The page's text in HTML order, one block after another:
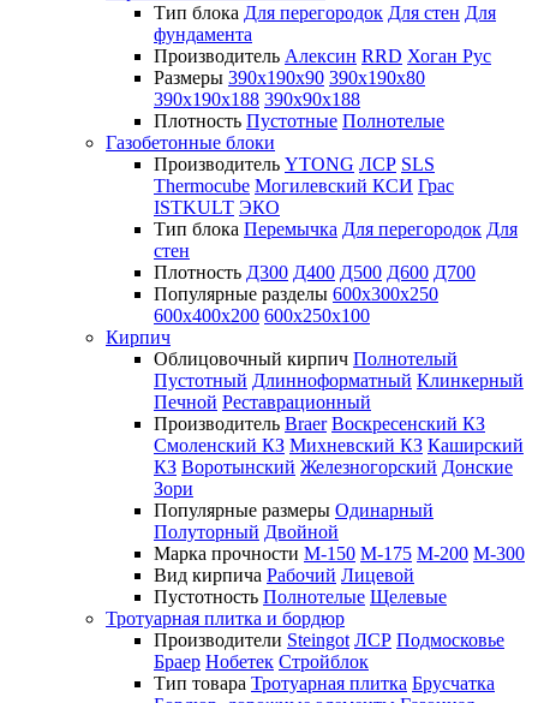
Тип блока Для перегородок Для стен Для
фундамента
Производитель Алексин RRD Хоган Рус
Размеры 390х190х90 390х190х80
390х190х188 390х90х188
Плотность Пустотные Полнотелые
Газобетонные блоки
Производитель YTONG ЛСР SLS
Thermocube Могилевский КСИ Грас
ISTKULT ЭКО
Тип блока Перемычка Для перегородок Для
стен
Плотность Д300 Д400 Д500 Д600 Д700
Популярные разделы 600х300х250
600х400х200 600х250х100
Кирпич
Облицовочный кирпич Полнотелый
Пустотный Длинноформатный Клинкерный
Печной Реставрационный
Производитель Braer Воскресенский КЗ
Смоленский КЗ Михневский КЗ Каширский
КЗ Воротынский Железногорский Донские
Зори
Популярные размеры Одинарный
Полуторный Двойной
Марка прочности М-150 М-175 М-200 М-300
Вид кирпича Рабочий Лицевой
Пустотность Полнотелые Щелевые
Тротуарная плитка и бордюр
Производители Steingot ЛСР Подмосковье
Браер Нобетек Стройблок
Тип товара Тротуарная плитка Брусчатка